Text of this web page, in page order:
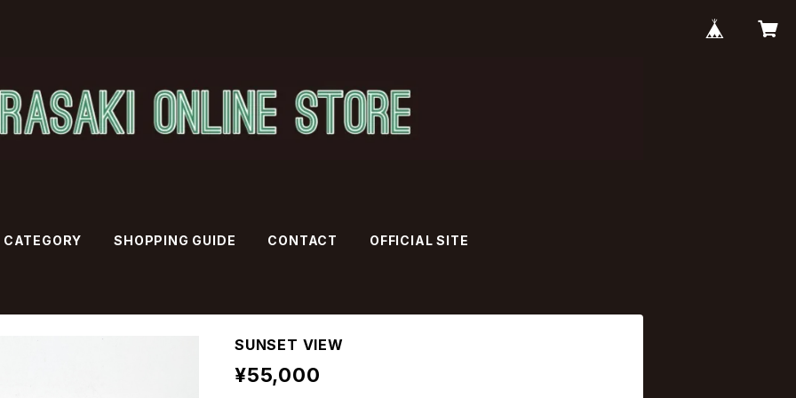
CATEGORY SHOPPING GUIDE CONTACT OFFICIAL SITE
SUNSET VIEW
¥55,000